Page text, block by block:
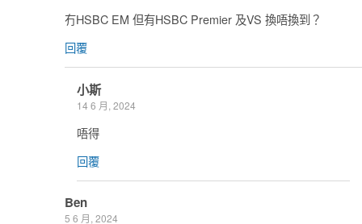
冇HSBC EM 但有HSBC Premier 及VS 換唔換到？
回覆
小斯
14 6 月, 2024
唔得
回覆
Ben
5 6 月, 2024